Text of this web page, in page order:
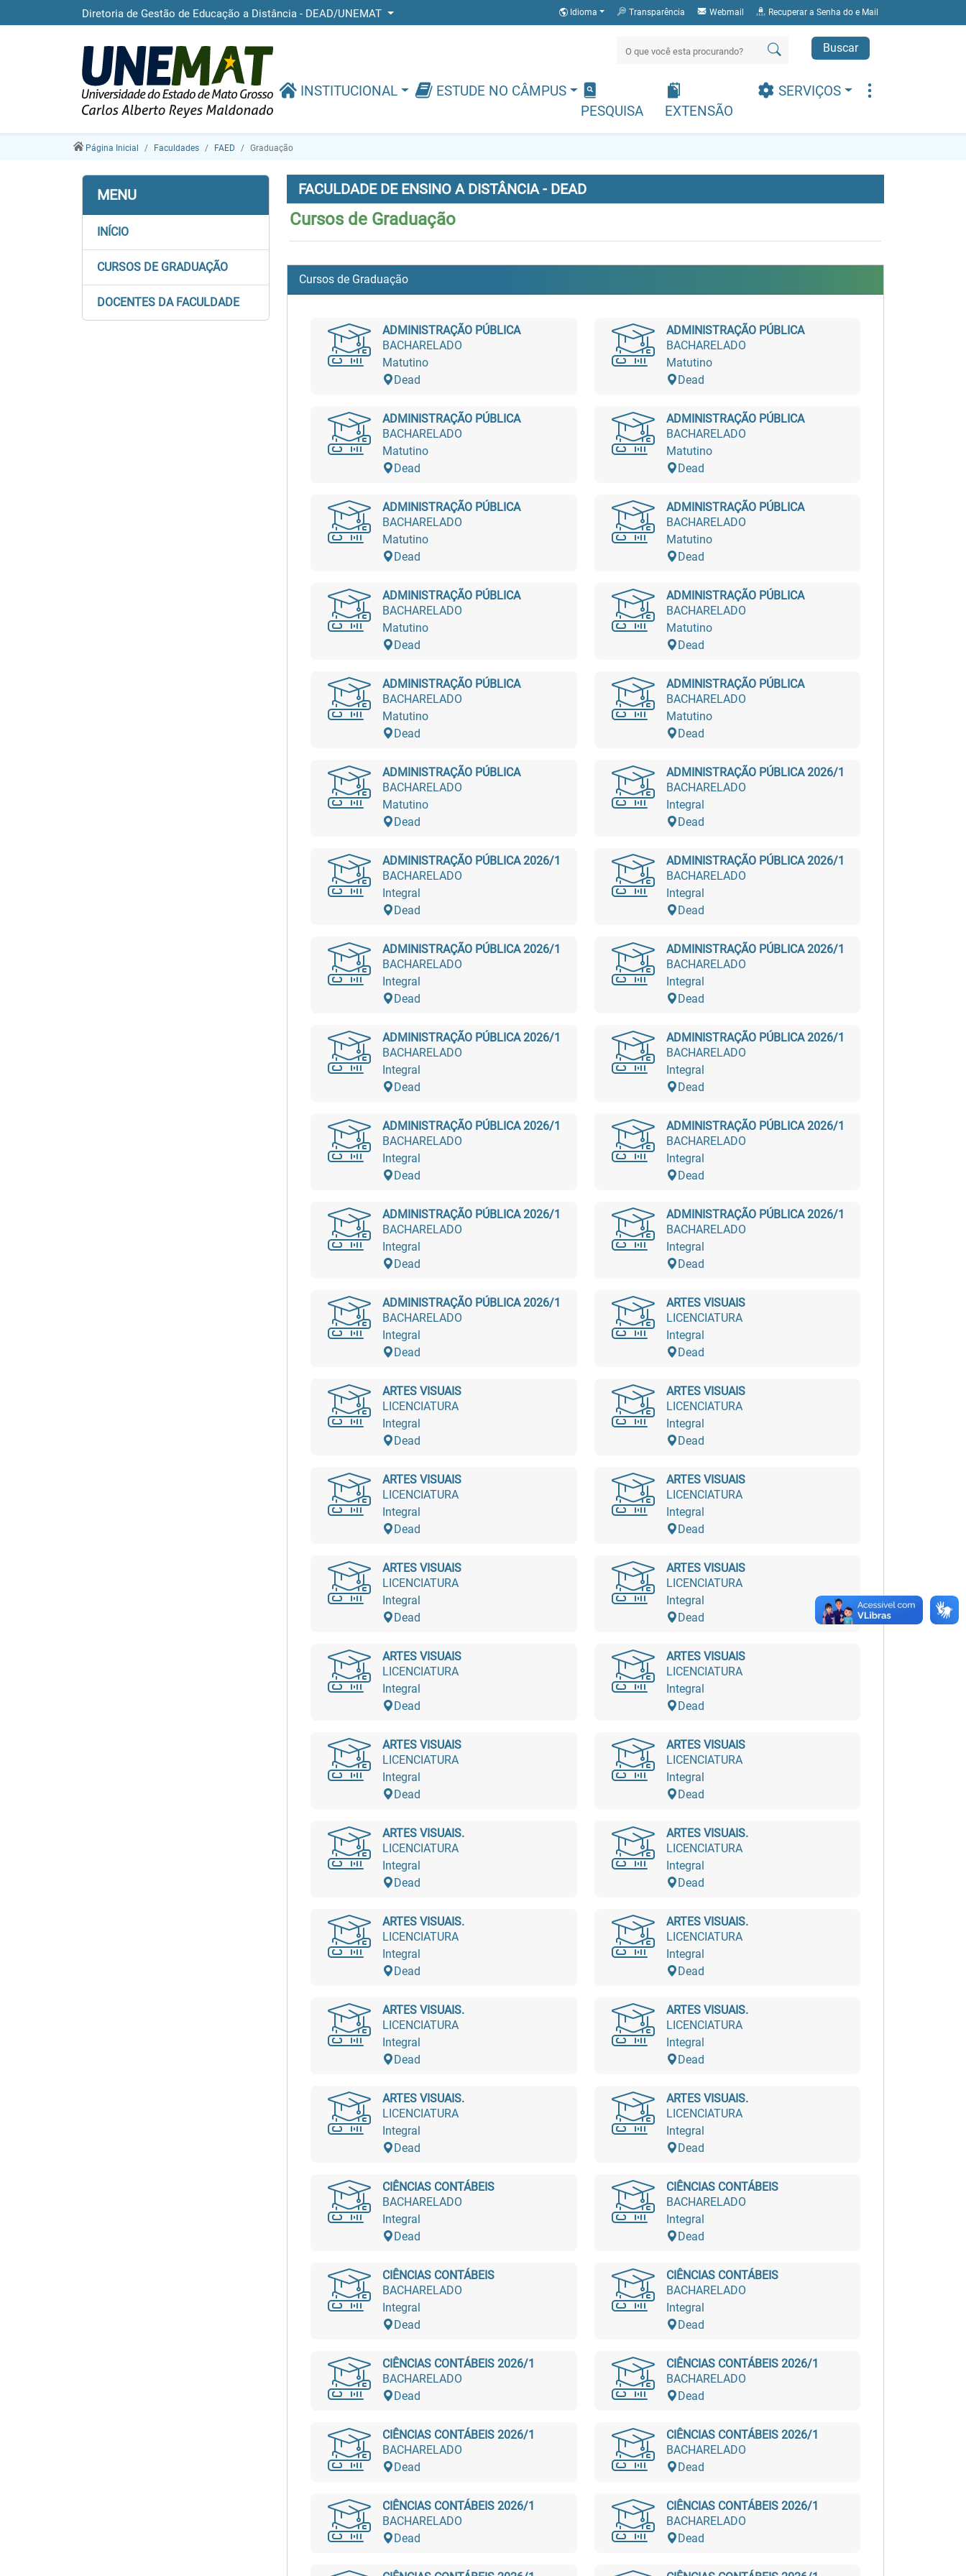
Diretoria de Gestão de Educação a Distância - DEAD/UNEMAT Idioma Transparência Webmail Recuperar a Senha do e Mail
Buscar
INSTITUCIONAL
ESTUDE NO CÂMPUS
PESQUISA
EXTENSÃO
SERVIÇOS
Página Inicial Faculdades FAED Graduação
MENU
INÍCIO
CURSOS DE GRADUAÇÃO
DOCENTES DA FACULDADE
FACULDADE DE ENSINO A DISTÂNCIA - DEAD
Cursos de Graduação
Cursos de Graduação
ADMINISTRAÇÃO PÚBLICA
BACHARELADO
Matutino
Dead
ADMINISTRAÇÃO PÚBLICA
BACHARELADO
Matutino
Dead
ADMINISTRAÇÃO PÚBLICA
BACHARELADO
Matutino
Dead
ADMINISTRAÇÃO PÚBLICA
BACHARELADO
Matutino
Dead
ADMINISTRAÇÃO PÚBLICA
BACHARELADO
Matutino
Dead
ADMINISTRAÇÃO PÚBLICA
BACHARELADO
Matutino
Dead
ADMINISTRAÇÃO PÚBLICA
BACHARELADO
Matutino
Dead
ADMINISTRAÇÃO PÚBLICA
BACHARELADO
Matutino
Dead
ADMINISTRAÇÃO PÚBLICA
BACHARELADO
Matutino
Dead
ADMINISTRAÇÃO PÚBLICA
BACHARELADO
Matutino
Dead
ADMINISTRAÇÃO PÚBLICA
BACHARELADO
Matutino
Dead
ADMINISTRAÇÃO PÚBLICA 2026/1
BACHARELADO
Integral
Dead
ADMINISTRAÇÃO PÚBLICA 2026/1
BACHARELADO
Integral
Dead
ADMINISTRAÇÃO PÚBLICA 2026/1
BACHARELADO
Integral
Dead
ADMINISTRAÇÃO PÚBLICA 2026/1
BACHARELADO
Integral
Dead
ADMINISTRAÇÃO PÚBLICA 2026/1
BACHARELADO
Integral
Dead
ADMINISTRAÇÃO PÚBLICA 2026/1
BACHARELADO
Integral
Dead
ADMINISTRAÇÃO PÚBLICA 2026/1
BACHARELADO
Integral
Dead
ADMINISTRAÇÃO PÚBLICA 2026/1
BACHARELADO
Integral
Dead
ADMINISTRAÇÃO PÚBLICA 2026/1
BACHARELADO
Integral
Dead
ADMINISTRAÇÃO PÚBLICA 2026/1
BACHARELADO
Integral
Dead
ADMINISTRAÇÃO PÚBLICA 2026/1
BACHARELADO
Integral
Dead
ADMINISTRAÇÃO PÚBLICA 2026/1
BACHARELADO
Integral
Dead
ARTES VISUAIS
LICENCIATURA
Integral
Dead
ARTES VISUAIS
LICENCIATURA
Integral
Dead
ARTES VISUAIS
LICENCIATURA
Integral
Dead
ARTES VISUAIS
LICENCIATURA
Integral
Dead
ARTES VISUAIS
LICENCIATURA
Integral
Dead
ARTES VISUAIS
LICENCIATURA
Integral
Dead
ARTES VISUAIS
LICENCIATURA
Integral
Dead
ARTES VISUAIS
LICENCIATURA
Integral
Dead
ARTES VISUAIS
LICENCIATURA
Integral
Dead
ARTES VISUAIS
LICENCIATURA
Integral
Dead
ARTES VISUAIS
LICENCIATURA
Integral
Dead
ARTES VISUAIS.
LICENCIATURA
Integral
Dead
ARTES VISUAIS.
LICENCIATURA
Integral
Dead
ARTES VISUAIS.
LICENCIATURA
Integral
Dead
ARTES VISUAIS.
LICENCIATURA
Integral
Dead
ARTES VISUAIS.
LICENCIATURA
Integral
Dead
ARTES VISUAIS.
LICENCIATURA
Integral
Dead
ARTES VISUAIS.
LICENCIATURA
Integral
Dead
ARTES VISUAIS.
LICENCIATURA
Integral
Dead
CIÊNCIAS CONTÁBEIS
BACHARELADO
Integral
Dead
CIÊNCIAS CONTÁBEIS
BACHARELADO
Integral
Dead
CIÊNCIAS CONTÁBEIS
BACHARELADO
Integral
Dead
CIÊNCIAS CONTÁBEIS
BACHARELADO
Integral
Dead
CIÊNCIAS CONTÁBEIS 2026/1
BACHARELADO
Dead
CIÊNCIAS CONTÁBEIS 2026/1
BACHARELADO
Dead
CIÊNCIAS CONTÁBEIS 2026/1
BACHARELADO
Dead
CIÊNCIAS CONTÁBEIS 2026/1
BACHARELADO
Dead
CIÊNCIAS CONTÁBEIS 2026/1
BACHARELADO
Dead
CIÊNCIAS CONTÁBEIS 2026/1
BACHARELADO
Dead